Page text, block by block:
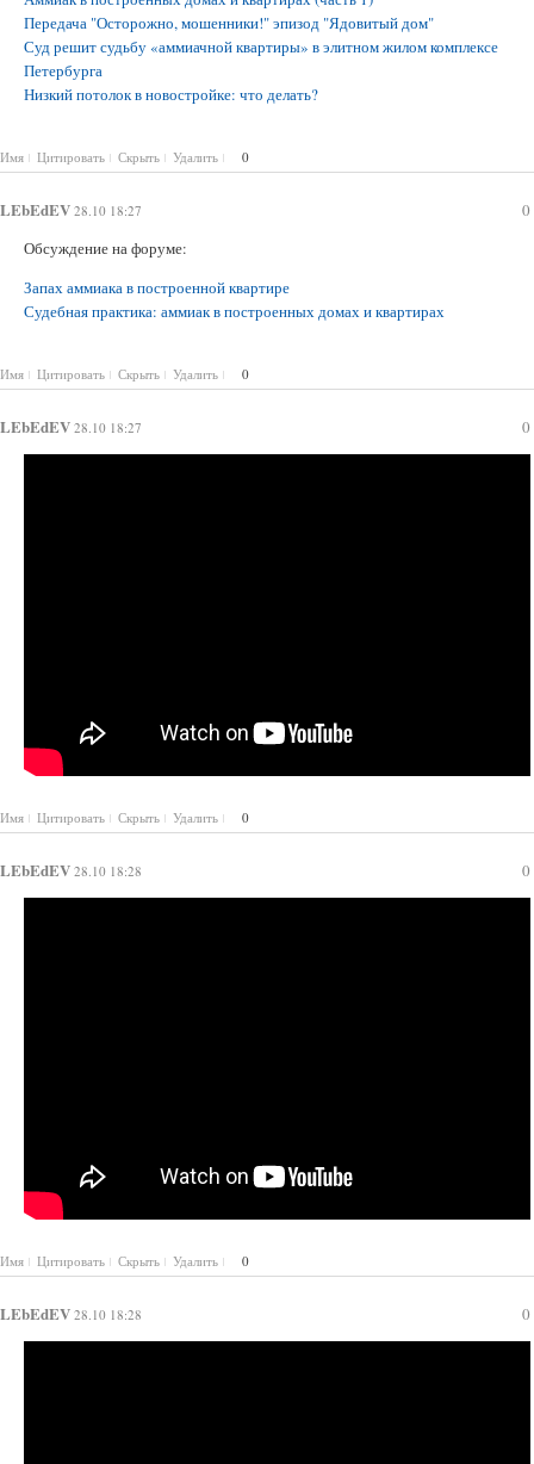
Передача "Осторожно, мошенники!" эпизод "Ядовитый дом"
Суд решит судьбу «аммиачной квартиры» в элитном жилом комплексе
Петербурга
Низкий потолок в новостройке: что делать?
Имя Цитировать Скрыть Удалить 0
0
LEbEdEV 28.10 18:27
Обсуждение на форуме:
Запах аммиака в построенной квартире
Судебная практика: аммиак в построенных домах и квартирах
Имя Цитировать Скрыть Удалить 0
0
LEbEdEV 28.10 18:27
Имя Цитировать Скрыть Удалить 0
0
LEbEdEV 28.10 18:28
Имя Цитировать Скрыть Удалить 0
0
LEbEdEV 28.10 18:28